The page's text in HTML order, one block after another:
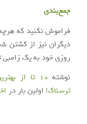
جمع‌بندی
فراموش نکنید که
دیگران نیز از کشتن
روزی خود به یک
نوشته
10 تا از
ترسناک! اولین بار در